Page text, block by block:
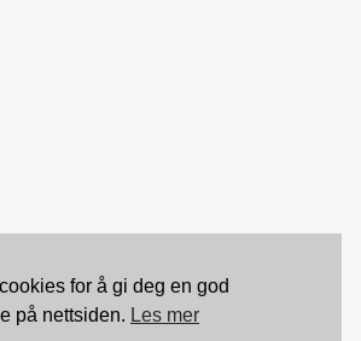
for å gi deg en god
på nettsiden. Les mer